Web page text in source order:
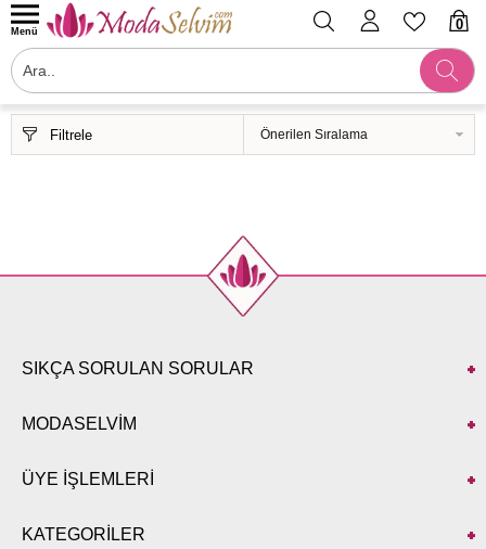
0
Menü
Filtrele
SIKÇA SORULAN SORULAR
MODASELVİM
ÜYE İŞLEMLERİ
KATEGORİLER